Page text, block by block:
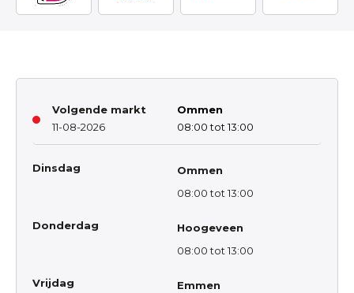
Volgende markt
11-08-2026
Ommen
08:00 tot 13:00
Dinsdag
Ommen
08:00 tot 13:00
Donderdag
Hoogeveen
08:00 tot 13:00
Vrijdag
Emmen